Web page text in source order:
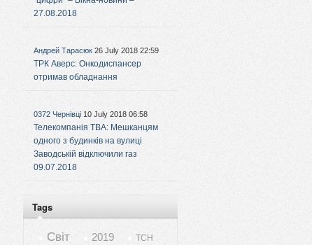
27.08.2018
Андрей Тарасюк 26 July 2018 22:59
ТРК Аверс: Онкодиспансер
отримав обладнання
0372 Чернівці 10 July 2018 06:58
Телекомпанія ТВА: Мешканцям
одного з будинків на вулиці
Заводській відключили газ
09.07.2018
Tags
Світ 2019 ТСН